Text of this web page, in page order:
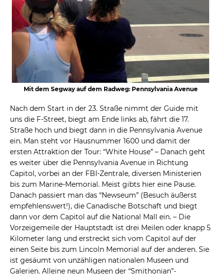
Mit dem Segway auf dem Radweg: Pennsylvania Avenue
Nach dem Start in der 23. Straße nimmt der Guide mit
uns die F-Street, biegt am Ende links ab, fährt die 17.
Straße hoch und biegt dann in die Pennsylvania Avenue
ein. Man steht vor Hausnummer 1600 und damit der
ersten Attraktion der Tour: “White House” – Danach geht
es weiter über die Pennsylvania Avenue in Richtung
Capitol, vorbei an der FBI-Zentrale, diversen Ministerien
bis zum Marine-Memorial. Meist gibts hier eine Pause.
Danach passiert man das “Newseum” (Besuch äußerst
empfehlenswert!), die Canadische Botschaft und biegt
dann vor dem Capitol auf die National Mall ein. – Die
Vorzeigemeile der Hauptstadt ist drei Meilen oder knapp 5
Kilometer lang und erstreckt sich vom Capitol auf der
einen Seite bis zum Lincoln Memorial auf der anderen. Sie
ist gesäumt von unzähligen nationalen Museen und
Galerien. Alleine neun Museen der “Smithonian”-